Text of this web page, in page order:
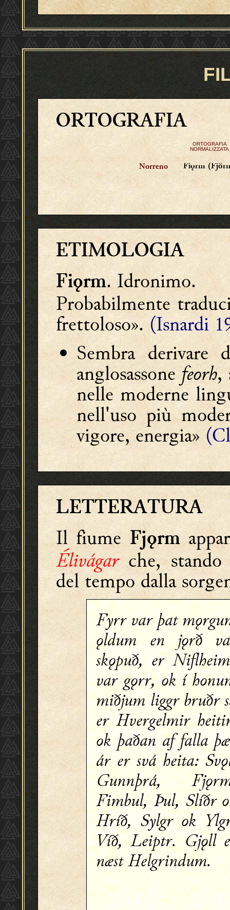
ORTOGRAFIA
ORTOGRAFIA
NORMALIZZATA
Norreno Fiǫrm
ETIMOLOGIA
Fiǫrm. Idronimo.
Probabilmente
frettoloso».(Isnardi
Sembra
anglosassonefeorh,
nelle moderne
nell'uso più
vigore, energia»
LETTERATURA
Il fiume Fjǫrm
Élivágar che,
del tempo dalla
Fyrr var þat
ǫldum en jǫrð
skǫpuð, er
var gǫrr, ok í
miðjum liggr bruðr
er Hvergelmir
ok þaðan af falla
ár er svá heita:
Gunnþrá,
Fimbul, Þul, Slíðr
Hríð, Sylgr ok
Víð, Leiptr. Gjǫll
næst Helgrindum.